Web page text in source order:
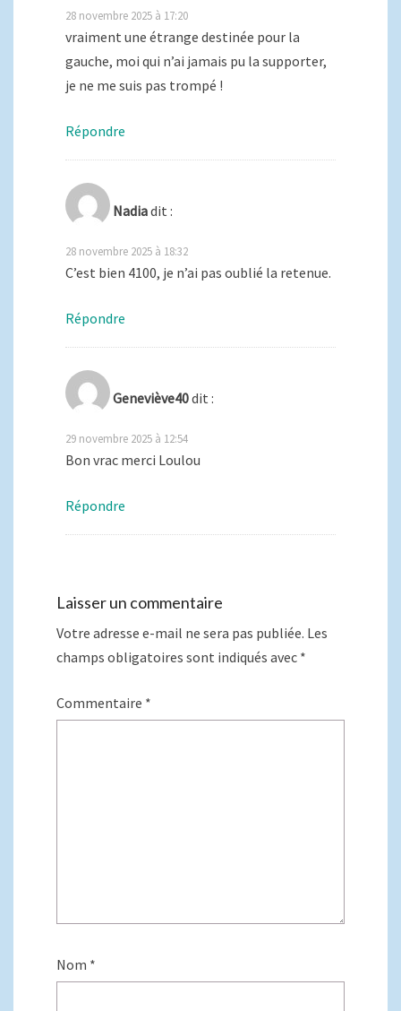
28 novembre 2025 à 17:20
vraiment une étrange destinée pour la
gauche, moi qui n’ai jamais pu la supporter,
je ne me suis pas trompé !
Répondre
Nadiadit :
28 novembre 2025 à 18:32
C’est bien 4100, je n’ai pas oublié la retenue.
Répondre
Geneviève40dit :
29 novembre 2025 à 12:54
Bon vrac merci Loulou
Répondre
Laisser un commentaire
Votre adresse e-mail ne sera pas publiée. Les
champs obligatoires sont indiqués avec *
Commentaire *
Nom *